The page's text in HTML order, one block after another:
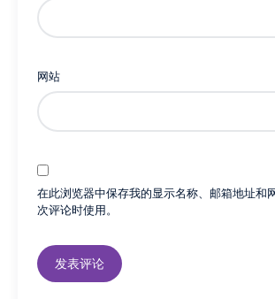
网站
在此浏览器中保存我的显示名称、邮箱地址和
次评论时使用。